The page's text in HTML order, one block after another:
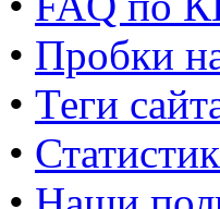
• Пробки
• Теги
•